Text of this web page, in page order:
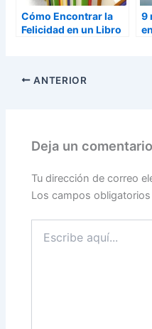
Cómo Encontrar la
Felicidad en un Libro
9
ANTERIOR
Deja un comentario
Tu dirección de correo
Los campos
aquí...